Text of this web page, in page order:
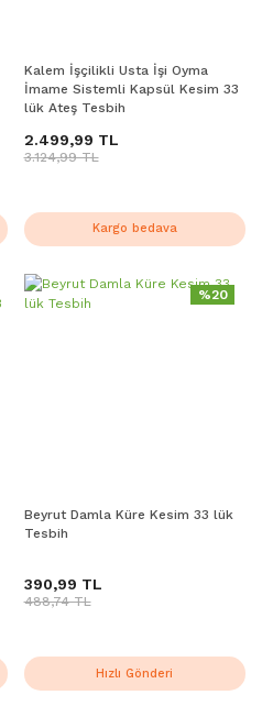
Kalem İşçilikli Usta İşi Oyma
İmame Sistemli Kapsül Kesim 33
lük Ateş Tesbih
2.499,99 TL
3.124,99 TL
Kargo bedava
%20
Beyrut Damla Küre Kesim 33 lük
Tesbih
390,99 TL
488,74 TL
Hızlı Gönderi